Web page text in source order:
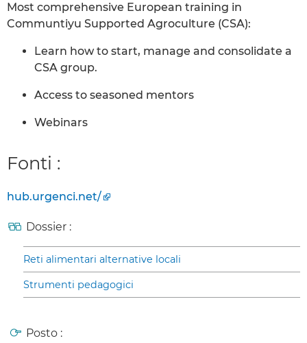
Most comprehensive European training in
Communtiyu Supported Agroculture (CSA):
Learn how to start, manage and consolidate a
CSA group.
Access to seasoned mentors
Webinars
Fonti :
hub.urgenci.net/
Dossier :
Reti alimentari alternative locali
Strumenti pedagogici
Posto :